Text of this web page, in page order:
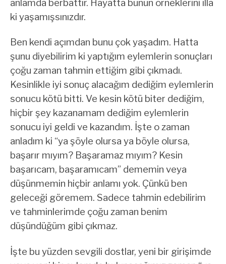
anlamda berbattır. Hayatta bunun örneklerini illa
ki yaşamışsınızdır.
Ben kendi açımdan bunu çok yaşadım. Hatta
şunu diyebilirim ki yaptığım eylemlerin sonuçları
çoğu zaman tahmin ettiğim gibi çıkmadı.
Kesinlikle iyi sonuç alacağım dediğim eylemlerin
sonucu kötü bitti. Ve kesin kötü biter dediğim,
hiçbir şey kazanamam dediğim eylemlerin
sonucu iyi geldi ve kazandım. İşte o zaman
anladım ki “ya şöyle olursa ya böyle olursa,
başarır mıyım? Başaramaz mıyım? Kesin
başarıcam, başaramıcam” dememin veya
düşünmemin hiçbir anlamı yok. Çünkü ben
geleceği göremem. Sadece tahmin edebilirim
ve tahminlerimde çoğu zaman benim
düşündüğüm gibi çıkmaz.
İşte bu yüzden sevgili dostlar, yeni bir girişimde